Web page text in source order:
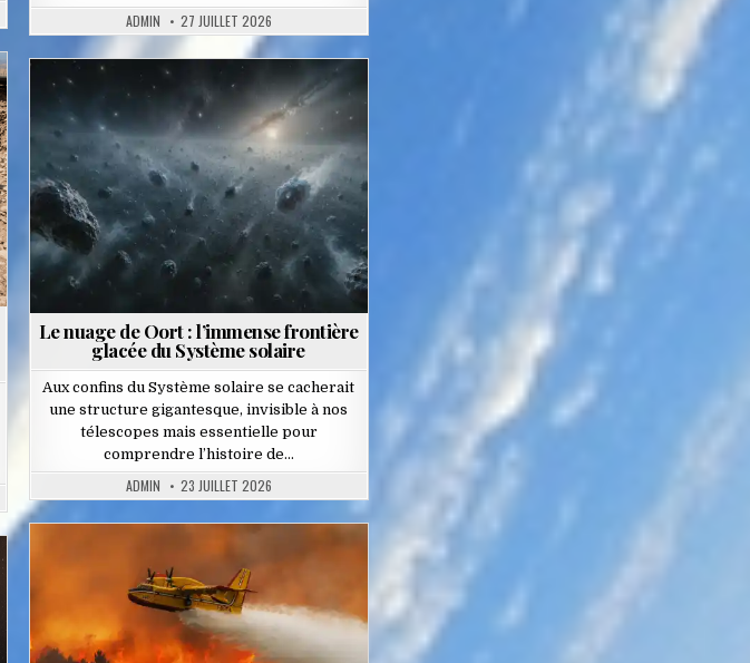
ADMIN 27 JUILLET 2026
Posted
in
Le nuage de Oort : l’immense frontière
glacée du Système solaire
Aux confins du Système solaire se cacherait
une structure gigantesque, invisible à nos
télescopes mais essentielle pour
comprendre l’histoire de…
ADMIN 23 JUILLET 2026
Posted
in